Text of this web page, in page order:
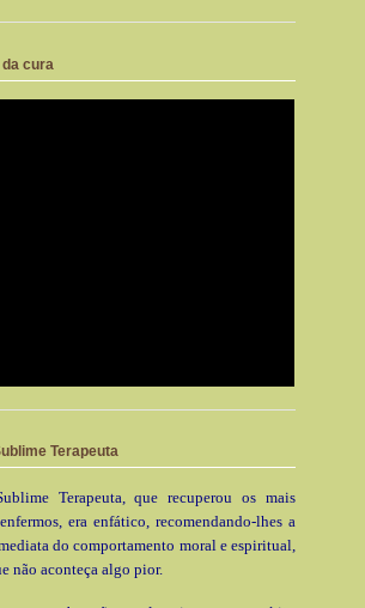
cura
Terapeuta
Terapeuta, que recuperou os mais
era enfático, recomendando-lhes a
do comportamento moral e espiritual,
não aconteça algo pior.